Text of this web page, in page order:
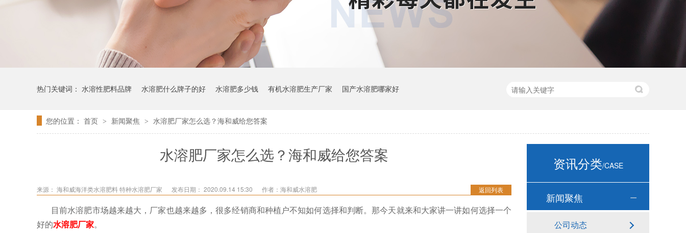
热门关键词： 水溶性肥料品牌 水溶肥什么牌子的好 水溶肥多少钱 有机水溶肥生产厂家 国产水溶肥哪家好
您的位置： 首页 > 新闻聚焦 > 水溶肥厂家怎么选？海和威给您答案
水溶肥厂家怎么选？海和威给您答案
返回列表
来源： 海和威海洋类水溶肥料 特种水溶肥厂家 发布日期： 2020.09.14 15:30 作者：海和威水溶肥
目前水溶肥市场越来越大，厂家也越来越多，很多经销商和种植户不知如何选择和判断。那今天就来和大家讲一讲如何选择一个
好的水溶肥厂家。
资讯分类/CASE
新闻聚焦
公司动态